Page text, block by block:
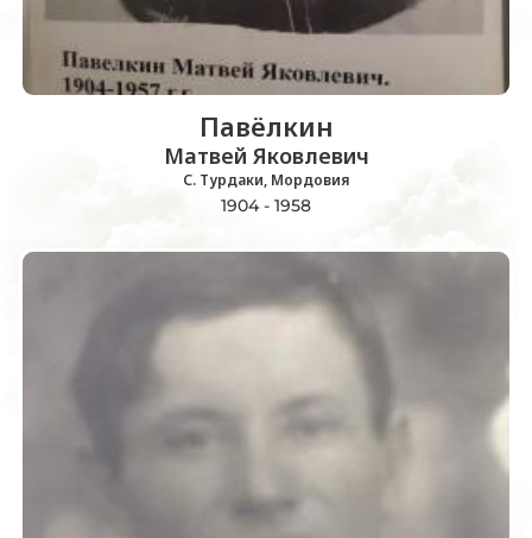
Павёлкин
Матвей Яковлевич
С. Турдаки, Мордовия
1904 - 1958